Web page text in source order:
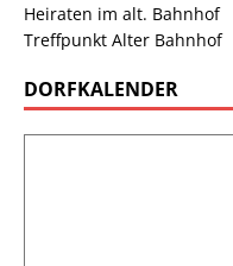
Heiraten im alt. Bahnhof
Treffpunkt Alter Bahnhof
DORFKALENDER